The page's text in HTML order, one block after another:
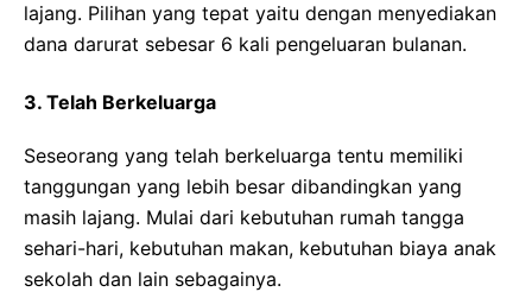
lajang. Pilihan yang tepat yaitu dengan menyediakan
dana darurat sebesar 6 kali pengeluaran bulanan.
3. Telah Berkeluarga
Seseorang yang telah berkeluarga tentu memiliki
tanggungan yang lebih besar dibandingkan yang
masih lajang. Mulai dari kebutuhan rumah tangga
sehari-hari, kebutuhan makan, kebutuhan biaya anak
sekolah dan lain sebagainya.